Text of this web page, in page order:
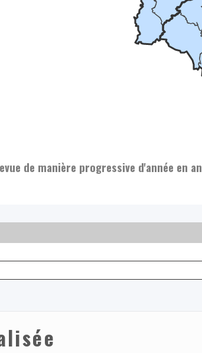
de manière progressive d'année en